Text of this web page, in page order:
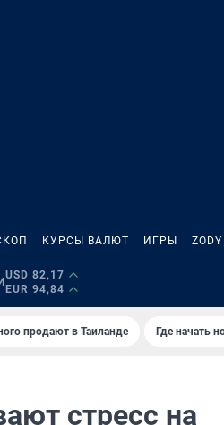
КУРСЫ ВАЛЮТ ИГРЫ ZODY
USD 82,17
EUR 94,84
продают в Таиланде Где начать
стресс на